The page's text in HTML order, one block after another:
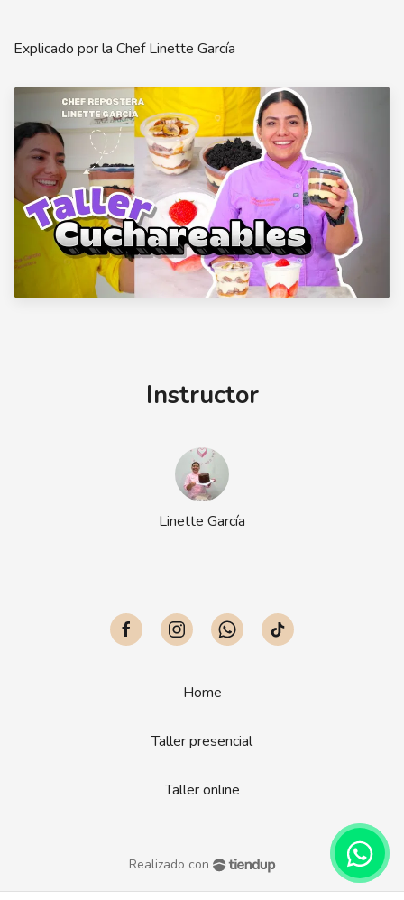
Explicado por la Chef Linette García
Instructor
Linette García
Home
Taller presencial
Taller online
Realizado con